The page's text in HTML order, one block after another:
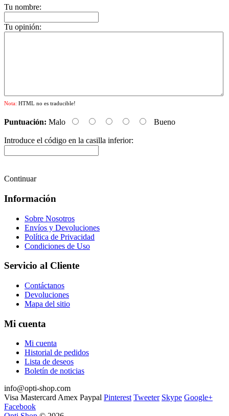
Tu nombre:
Tu opinión:
Nota: HTML no es traducible!
Puntuación: Malo Bueno
Introduce el código en la casilla inferior:
Continuar
Información
Sobre Nosotros
Envíos y Devoluciones
Política de Privacidad
Condiciones de Uso
Servicio al Cliente
Contáctanos
Devoluciones
Mapa del sitio
Mi cuenta
Mi cuenta
Historial de pedidos
Lista de deseos
Boletín de noticias
info@opti-shop.com
Visa MastercardAmex Paypal Pinterest Tweeter Skype Google+
Facebook